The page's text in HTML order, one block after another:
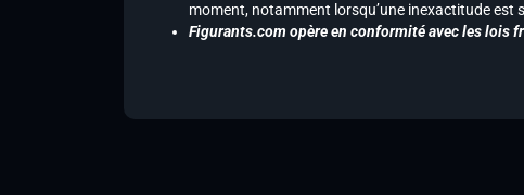
moment, notamment lorsqu’une inexactitude est
Figurants.com opère en conformité avec les lois